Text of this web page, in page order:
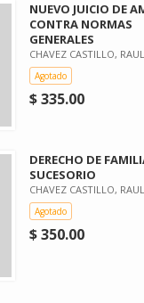
NUEVO JUICIO DE
CONTRA NORMAS
GENERALES
CHAVEZ CASTILLO, RAUL
Agotado
$ 335.00
DERECHO DE
SUCESORIO
CHAVEZ CASTILLO, RAUL
Agotado
$ 350.00